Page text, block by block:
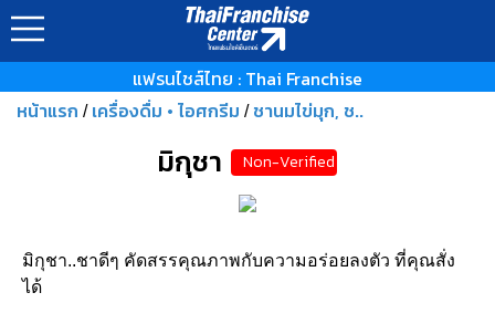
แฟรนไชส์ไทย : Thai Franchise
หน้าแรก / เครื่องดื่ม • ไอศกรีม / ชานมไข่มุก, ช..
มิกุชา Non-Verified
มิกุชา..ชาดีๆ คัดสรรคุณภาพกับความอร่อยลงตัว ที่คุณสั่ง
ได้